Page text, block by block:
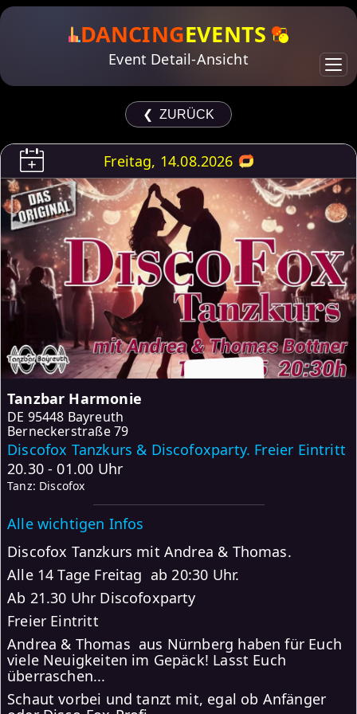
DANCINGEVENTS
Event Detail-Ansicht
❮ ZURÜCK
Freitag, 14.08.2026
Tanzbar Harmonie
DE 95448 Bayreuth
Berneckerstraße 79
Discofox Tanzkurs & Discofoxparty. Freier Eintritt
20.30 - 01.00 Uhr
Tanz: Discofox
Alle wichtigen Infos
Discofox Tanzkurs mit Andrea & Thomas.
Alle 14 Tage Freitag ab 20:30 Uhr.
Ab 21.30 Uhr Discofoxparty
Freier Eintritt
Andrea & Thomas aus Nürnberg haben für Euch
viele Neuigkeiten im Gepäck! Lasst Euch
überraschen...
Schaut vorbei und tanzt mit, egal ob Anfänger